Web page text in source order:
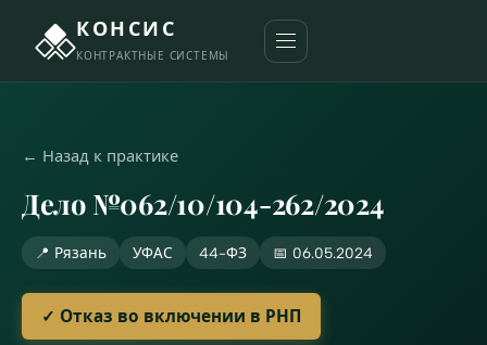
КОНСИС
КОНТРАКТНЫЕ СИСТЕМЫ
← Назад к практике
Дело №062/10/104-262/2024
📍 Рязань УФАС 44-ФЗ 📅 06.05.2024
✓ Отказ во включении в РНП